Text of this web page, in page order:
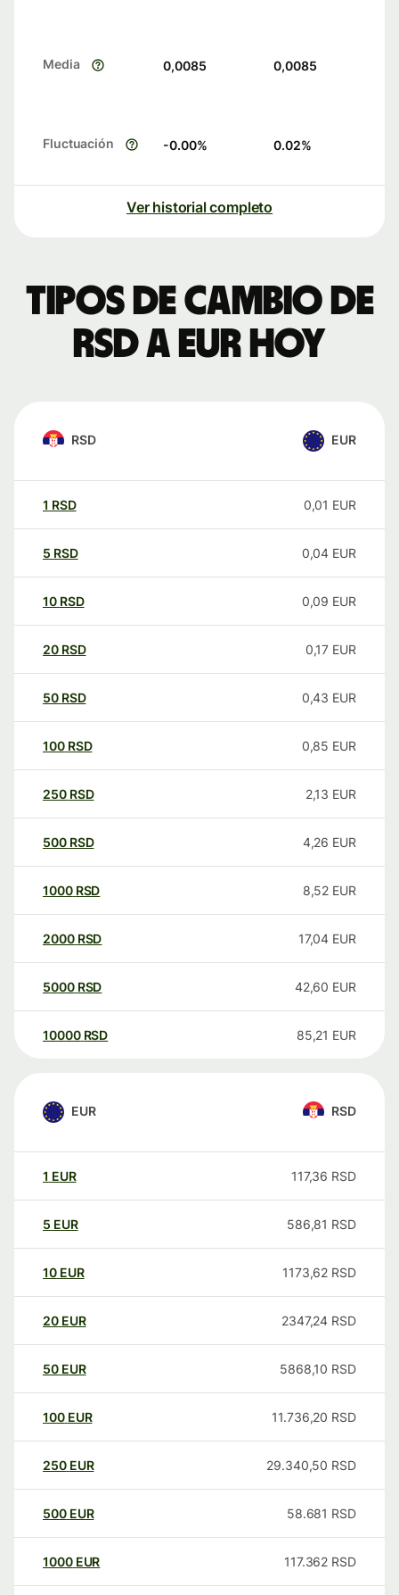
Media 0,0085 0,0085
Fluctuación -0.00% 0.02%
Ver historial completo
Tipos de cambio de
RSD a EUR hoy
RSD EUR
1 RSD 0,01 EUR
5 RSD 0,04 EUR
10 RSD 0,09 EUR
20 RSD 0,17 EUR
50 RSD 0,43 EUR
100 RSD 0,85 EUR
250 RSD 2,13 EUR
500 RSD 4,26 EUR
1000 RSD 8,52 EUR
2000 RSD 17,04 EUR
5000 RSD 42,60 EUR
10000 RSD 85,21 EUR
EUR RSD
1 EUR 117,36 RSD
5 EUR 586,81 RSD
10 EUR 1173,62 RSD
20 EUR 2347,24 RSD
50 EUR 5868,10 RSD
100 EUR 11.736,20 RSD
250 EUR 29.340,50 RSD
500 EUR 58.681 RSD
1000 EUR 117.362 RSD